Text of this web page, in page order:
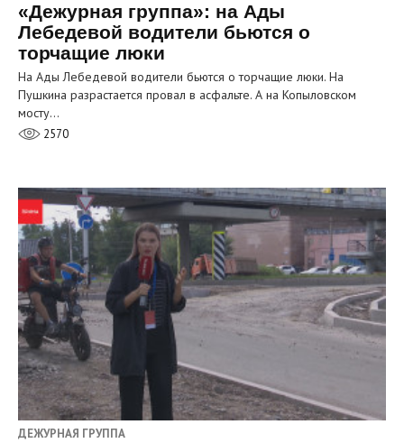
«Дежурная группа»: на Ады
Лебедевой водители бьются о
торчащие люки
На Ады Лебедевой водители бьются о торчащие люки. На
Пушкина разрастается провал в асфальте. А на Копыловском
мосту…
2570
ДЕЖУРНАЯ ГРУППА